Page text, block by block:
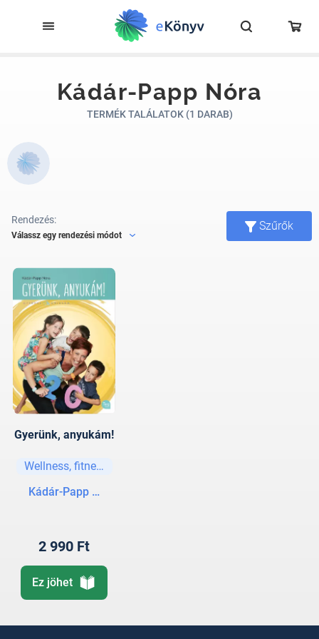
Kádár-Papp Nóra
TERMÉK TALÁLATOK (1 DARAB)
Rendezés:
Válassz egy rendezési módot
Szűrők
Gyerünk, anyukám!
Wellness, fitness, jóga
Kádár-Papp Nóra
2 990 Ft
Ez jöhet